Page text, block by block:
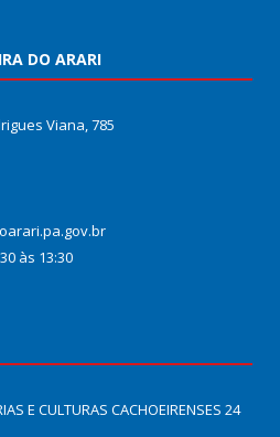
DO ARARI
Viana, 785
às 13:30
E CULTURAS CACHOEIRENSES 24